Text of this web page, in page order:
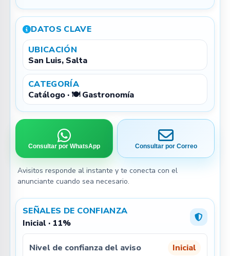
DATOS CLAVE
UBICACIÓN
San Luis, Salta
CATEGORÍA
Catálogo · 🍽️ Gastronomía
Consultar por WhatsApp Consultar por Correo
Avisitos responde al instante y te conecta con el
anunciante cuando sea necesario.
SEÑALES DE CONFIANZA
Inicial · 11%
Nivel de confianza del aviso Inicial